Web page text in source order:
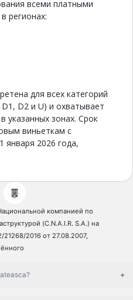
всеми платными
регионах:
для всех категорий
D2 и U) и охватывает
указанных зонах. Срок
виньеткам с
января 2026 года,
компанией по
(C.N.A.I.R. S.A.) на
2016 от 27.08.2007,